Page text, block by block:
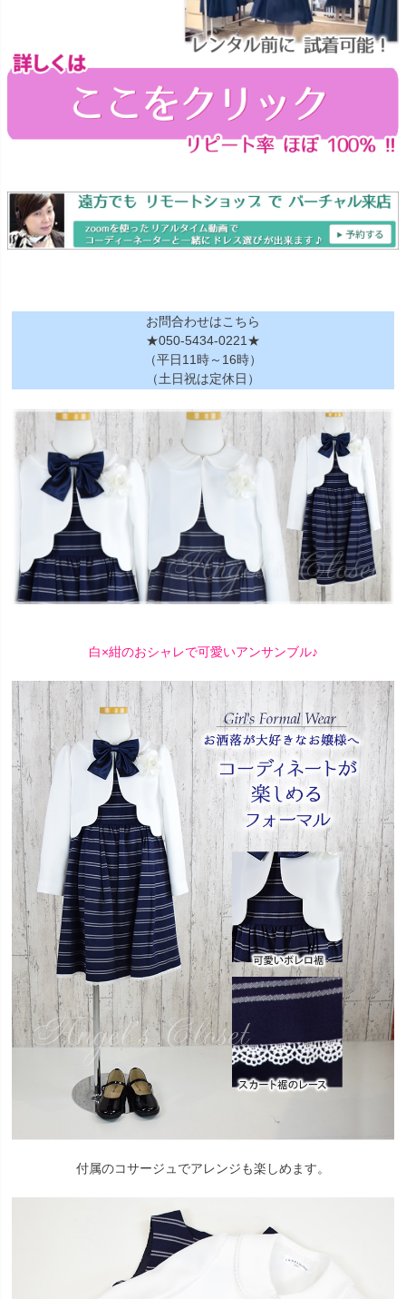
お問合わせはこちら
★050-5434-0221★
（平日11時～16時）
（土日祝は定休日）
白×紺のおシャレで可愛いアンサンブル♪
付属のコサージュでアレンジも楽しめます。